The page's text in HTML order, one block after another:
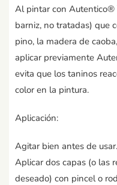
Al pintar con Autentico®
barniz, no tratadas) que
pino, la madera de
aplicar previamente
evita que los taninos
color en la pintura.
Aplicación:
Agitar bien antes de usar.
Aplicar dos capas (o las
deseado) con pincel o